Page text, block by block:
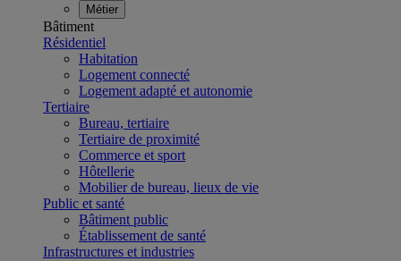
Métier
Bâtiment
Résidentiel
Habitation
Logement connecté
Logement adapté et autonomie
Tertiaire
Bureau, tertiaire
Tertiaire de proximité
Commerce et sport
Hôtellerie
Mobilier de bureau, lieux de vie
Public et santé
Bâtiment public
Établissement de santé
Infrastructures et industries